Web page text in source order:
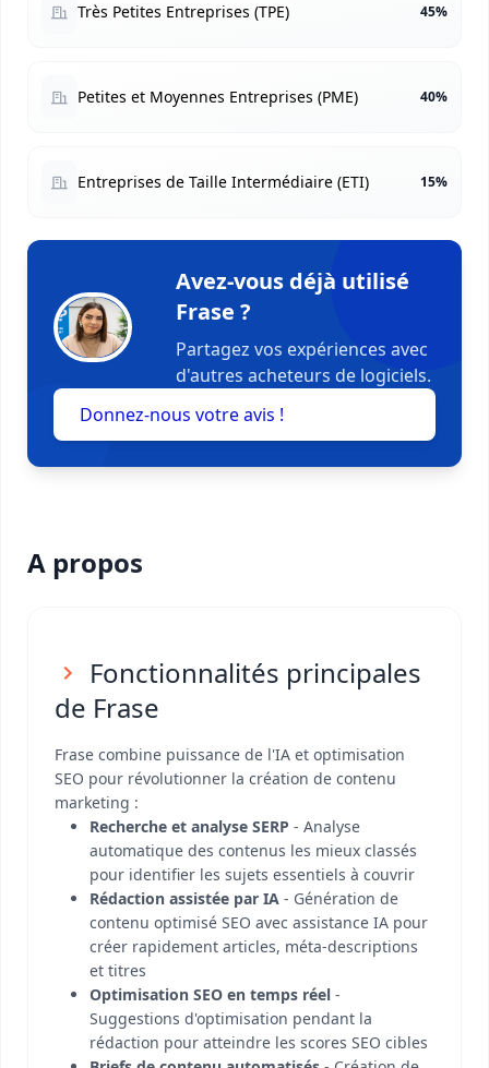
Très Petites Entreprises (TPE) 45%
Petites et Moyennes Entreprises (PME) 40%
Entreprises de Taille Intermédiaire (ETI) 15%
Avez-vous déjà utilisé
Frase ?
Partagez vos expériences avec
d'autres acheteurs de logiciels.
Donnez-nous votre avis !
A propos
Fonctionnalités principales
de Frase
Frase combine puissance de l'IA et optimisation
SEO pour révolutionner la création de contenu
marketing :
Recherche et analyse SERP - Analyse
automatique des contenus les mieux classés
pour identifier les sujets essentiels à couvrir
Rédaction assistée par IA - Génération de
contenu optimisé SEO avec assistance IA pour
créer rapidement articles, méta-descriptions
et titres
Optimisation SEO en temps réel -
Suggestions d'optimisation pendant la
rédaction pour atteindre les scores SEO cibles